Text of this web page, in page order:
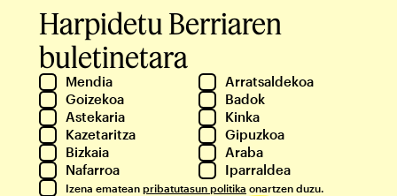
Harpidetu Berriaren
buletinetara
Mendia
Arratsaldekoa
Goizekoa
Badok
Astekaria
Kinka
Kazetaritza
Gipuzkoa
Bizkaia
Araba
Nafarroa
Iparraldea
Izena ematean pribatutasun politika onartzen duzu.